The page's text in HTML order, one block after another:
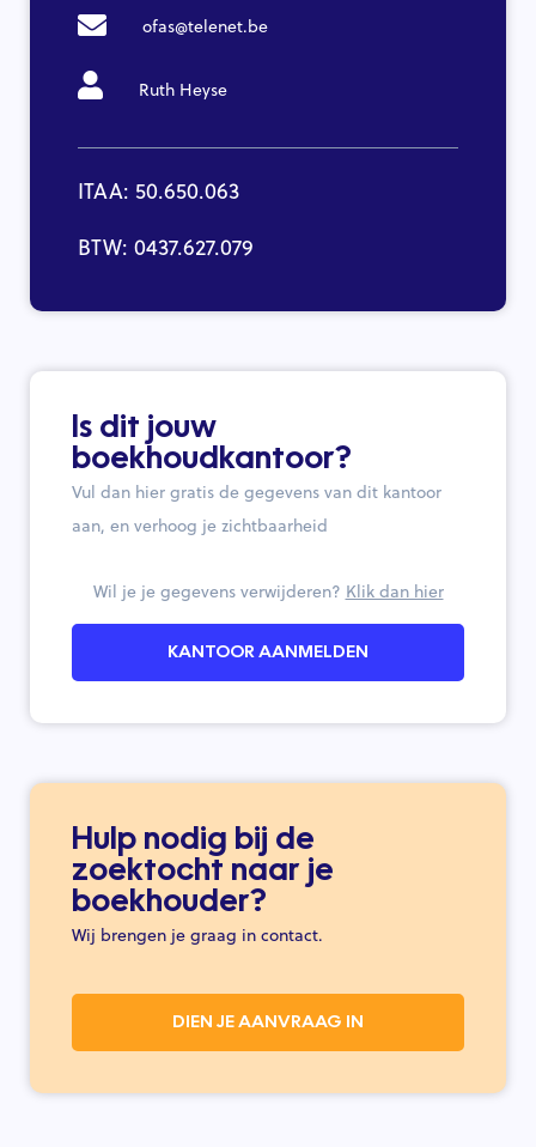
ofas@telenet.be
Ruth Heyse
ITAA: 50.650.063
BTW: 0437.627.079
Is dit jouw
boekhoudkantoor?
Vul dan hier gratis de gegevens van dit kantoor
aan, en verhoog je zichtbaarheid
Wil je je gegevens verwijderen? Klik dan hier
KANTOOR AANMELDEN
Hulp nodig bij de
zoektocht naar je
boekhouder?
Wij brengen je graag in contact.
DIEN JE AANVRAAG IN